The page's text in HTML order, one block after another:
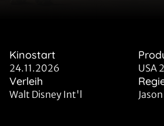
Kinostart
24.11.2026 USA
Verleih
Walt Disney Int'l